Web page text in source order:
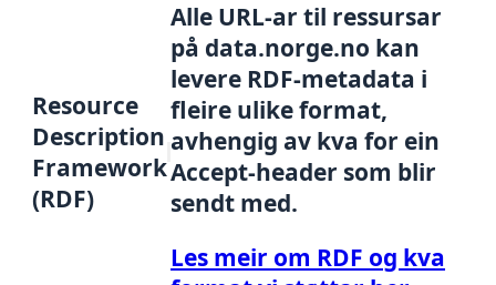
Resource
Description
Framework
(RDF)
Alle URL-ar til ressursar
på data.norge.no kan
levere RDF-metadata i
fleire ulike format,
avhengig av kva for ein
Accept-header som blir
sendt med.
Les meir om RDF og kva